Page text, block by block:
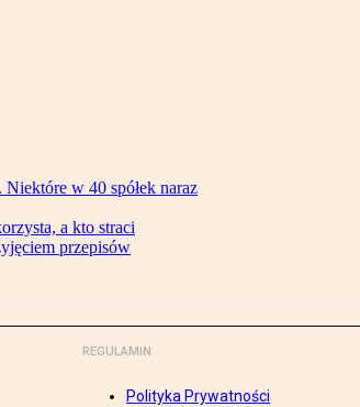
w 40 spółek naraz
a kto straci
przepisów
REGULAMIN
Polityka Prywatności